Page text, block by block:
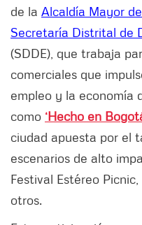
de la Alcaldía Mayor
Secretaría Distrital de
(SDDE), que trabaja
comerciales que
empleo y la economía
como ‘Hecho en
ciudad apuesta por el
escenarios de alto
Festival Estéreo
otros.